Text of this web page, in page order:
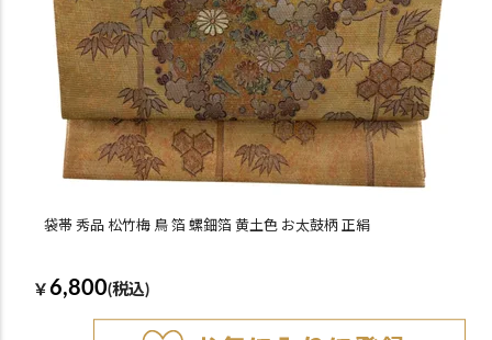
袋帯 秀品 松竹梅 鳥 箔 螺鈿箔 黄土色 お太鼓柄 正絹
￥ 6,800(税込)